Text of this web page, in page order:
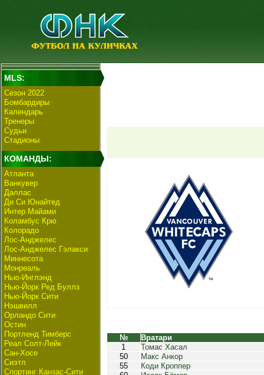
MLS:
Сезон 2022
Бомбардиры
Календарь
Тренеры
Судьи
Стадионы
КОМАНДЫ:
Атланта
Ванкувер
Даллас
Ди Си Юнайтед
Интер Майами
Коламбус Крю
Колорадо
Лос-Анджелес
Лос-Анджелес Гэлакси
Миннесота
Монреаль
Нью-Инглэнд
Нью-Йорк Ред Буллз
Нью-Йорк Сити
Нэшвилл
Орландо Сити
Остин
Портленд Тимберс
Реал Солт-Лейк
Сан-Хосе
Сиэтл
Спортинг Канзас-Сити
№
Вратари
1
Томас Хасал
50
Макс Анкор
55
Коди Кроппер